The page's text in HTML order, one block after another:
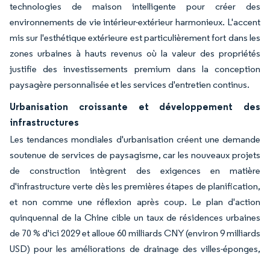
technologies de maison intelligente pour créer des
environnements de vie intérieur-extérieur harmonieux. L'accent
mis sur l'esthétique extérieure est particulièrement fort dans les
zones urbaines à hauts revenus où la valeur des propriétés
justifie des investissements premium dans la conception
paysagère personnalisée et les services d'entretien continus.
Urbanisation croissante et développement des
infrastructures
Les tendances mondiales d'urbanisation créent une demande
soutenue de services de paysagisme, car les nouveaux projets
de construction intègrent des exigences en matière
d'infrastructure verte dès les premières étapes de planification,
et non comme une réflexion après coup. Le plan d'action
quinquennal de la Chine cible un taux de résidences urbaines
de 70 % d'ici 2029 et alloue 60 milliards CNY (environ 9 milliards
USD) pour les améliorations de drainage des villes-éponges,